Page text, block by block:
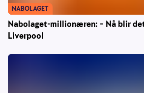
Nabolaget-millionæren: – Nå blir
Liverpool
NABOLAGET